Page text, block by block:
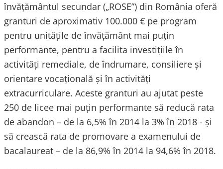
învățământul secundar („ROSE”) din România oferă
granturi de aproximativ 100.000 € pe program
pentru unitățile de învățământ mai puțin
performante, pentru a facilita investițiile în
activități remediale, de îndrumare, consiliere și
orientare vocațională și în activități
extracurriculare. Aceste granturi au ajutat peste
250 de licee mai puțin performante să reducă rata
de abandon – de la 6,5% în 2014 la 3% în 2018 - și
să crească rata de promovare a examenului de
bacalaureat – de la 86,9% în 2014 la 94,6% în 2018.